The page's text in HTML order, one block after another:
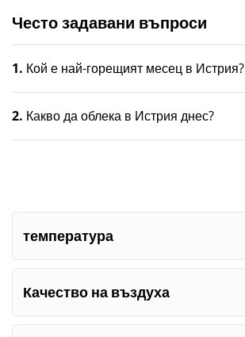
Често задавани въпроси
1. Кой е най-горещият месец в Истрия?
2. Какво да облека в Истрия днес?
температура
Качество на въздуха